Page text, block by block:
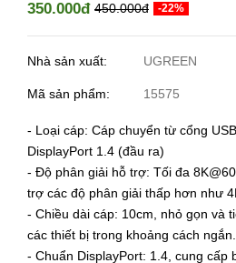
350.000đ 450.000đ -22%
Nhà sản xuất: UGREEN
Mã sản phẩm: 15575
- Loại cáp: Cáp chuyển từ cổng
DisplayPort 1.4 (đầu ra)
- Độ phân giải hỗ trợ: Tối đa
trợ các độ phân giải thấp hơn như
- Chiều dài cáp: 10cm, nhỏ gọn và
các thiết bị trong khoảng cách ngắn.
- Chuẩn DisplayPort: 1.4, cung cấp